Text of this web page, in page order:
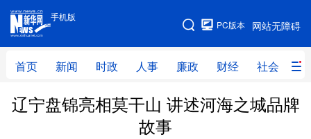
手机版
网站无障碍
PC版本
首页 新闻 时政 人事 廉政 财经 社会 科
手机版
网站地图
首页 新闻 时政 人事
辽宁盘锦亮相莫干山 讲述河海之城品牌
故事